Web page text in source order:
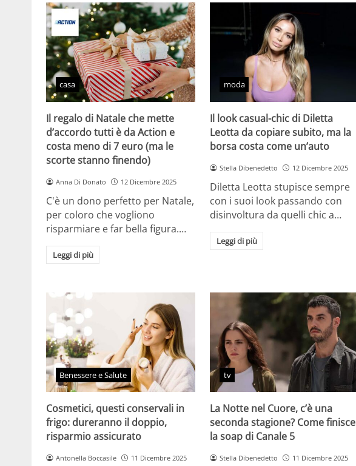
casa
Il regalo di Natale che mette
d’accordo tutti è da Action e
costa meno di 7 euro (ma le
scorte stanno finendo)
Anna Di Donato 12 Dicembre 2025
C'è un dono perfetto per Natale,
per coloro che vogliono
risparmiare e far bella figura.…
Leggi di più
moda
Il look casual-chic di Diletta
Leotta da copiare subito, ma la
borsa costa come un’auto
Stella Dibenedetto 12 Dicembre 2025
Diletta Leotta stupisce sempre
con i suoi look passando con
disinvoltura da quelli chic a…
Leggi di più
Benessere e Salute
Cosmetici, questi conservali in
frigo: dureranno il doppio,
risparmio assicurato
Antonella Boccasile 11 Dicembre 2025
tv
La Notte nel Cuore, c’è una
seconda stagione? Come finisce
la soap di Canale 5
Stella Dibenedetto 11 Dicembre 2025